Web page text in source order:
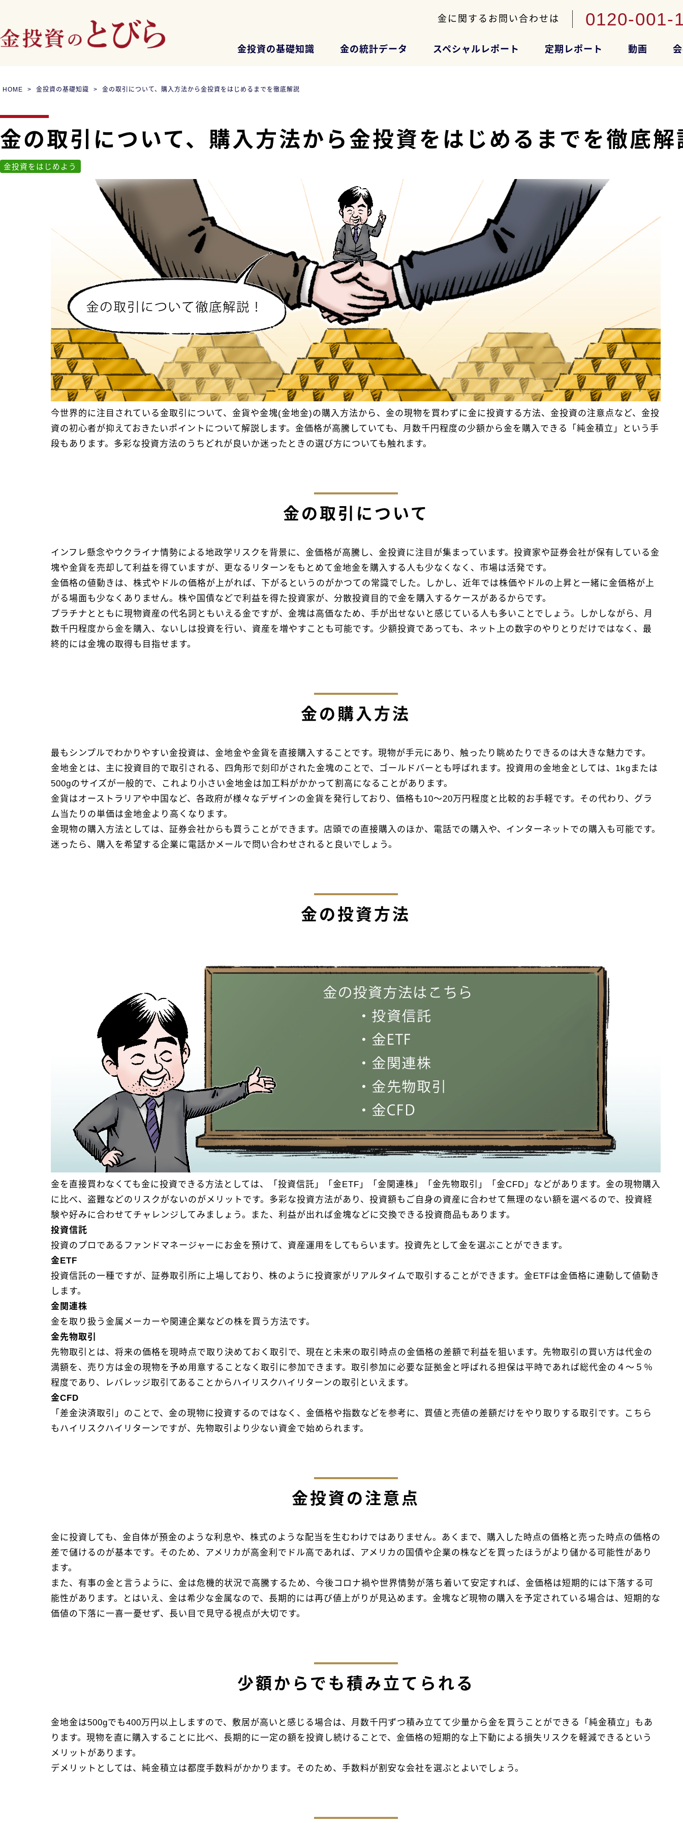
金に関するお問い合わせは 0120-001-
金投資の基礎知識 金の統計データ スペシャルレポート 定期レポート 動画
HOME 金投資の基礎知識 金の取引について、購入方法から金投資をはじめるまでを徹底解説
金の取引について、購入方法から金投資をはじめるまでを徹底解
金投資をはじめよう
今世界的に注目されている金取引について、金貨や金塊(金地金)の購入方法から、金の現物を買わずに金に投資する方法、金投資の注意点など、金投
資の初心者が抑えておきたいポイントについて解説します。金価格が高騰していても、月数千円程度の少額から金を購入できる「純金積立」という手
段もあります。多彩な投資方法のうちどれが良いか迷ったときの選び方についても触れます。
金の取引について
インフレ懸念やウクライナ情勢による地政学リスクを背景に、金価格が高騰し、金投資に注目が集まっています。投資家や証券会社が保有している金
塊や金貨を売却して利益を得ていますが、更なるリターンをもとめて金地金を購入する人も少なくなく、市場は活発です。
金価格の値動きは、株式やドルの価格が上がれば、下がるというのがかつての常識でした。しかし、近年では株価やドルの上昇と一緒に金価格が上
がる場面も少なくありません。株や国債などで利益を得た投資家が、分散投資目的で金を購入するケースがあるからです。
プラチナとともに現物資産の代名詞ともいえる金ですが、金塊は高価なため、手が出せないと感じている人も多いことでしょう。しかしながら、月
数千円程度から金を購入、ないしは投資を行い、資産を増やすことも可能です。少額投資であっても、ネット上の数字のやりとりだけではなく、最
終的には金塊の取得も目指せます。
金の購入方法
最もシンプルでわかりやすい金投資は、金地金や金貨を直接購入することです。現物が手元にあり、触ったり眺めたりできるのは大きな魅力です。
金地金とは、主に投資目的で取引される、四角形で刻印がされた金塊のことで、ゴールドバーとも呼ばれます。投資用の金地金としては、1kgまたは
500gのサイズが一般的で、これより小さい金地金は加工料がかかって割高になることがあります。
金貨はオーストラリアや中国など、各政府が様々なデザインの金貨を発行しており、価格も10～20万円程度と比較的お手軽です。その代わり、グラ
ム当たりの単価は金地金より高くなります。
金現物の購入方法としては、証券会社からも買うことができます。店頭での直接購入のほか、電話での購入や、インターネットでの購入も可能です。
迷ったら、購入を希望する企業に電話かメールで問い合わせされると良いでしょう。
金の投資方法
金を直接買わなくても金に投資できる方法としては、「投資信託」「金ETF」「金関連株」「金先物取引」「金CFD」などがあります。金の現物購入
に比べ、盗難などのリスクがないのがメリットです。多彩な投資方法があり、投資額もご自身の資産に合わせて無理のない額を選べるので、投資経
験や好みに合わせてチャレンジしてみましょう。また、利益が出れば金塊などに交換できる投資商品もあります。
投資信託
投資のプロであるファンドマネージャーにお金を預けて、資産運用をしてもらいます。投資先として金を選ぶことができます。
金ETF
投資信託の一種ですが、証券取引所に上場しており、株のように投資家がリアルタイムで取引することができます。金ETFは金価格に連動して値動き
します。
金関連株
金を取り扱う金属メーカーや関連企業などの株を買う方法です。
金先物取引
先物取引とは、将来の価格を現時点で取り決めておく取引で、現在と未来の取引時点の金価格の差額で利益を狙います。先物取引の買い方は代金の
満額を、売り方は金の現物を予め用意することなく取引に参加できます。取引参加に必要な証拠金と呼ばれる担保は平時であれば総代金の４～５％
程度であり、レバレッジ取引てあることからハイリスクハイリターンの取引といえます。
金CFD
「差金決済取引」のことで、金の現物に投資するのではなく、金価格や指数などを参考に、買値と売値の差額だけをやり取りする取引です。こちら
もハイリスクハイリターンですが、先物取引より少ない資金で始められます。
金投資の注意点
金に投資しても、金自体が預金のような利息や、株式のような配当を生むわけではありません。あくまで、購入した時点の価格と売った時点の価格の
差で儲けるのが基本です。そのため、アメリカが高金利でドル高であれば、アメリカの国債や企業の株などを買ったほうがより儲かる可能性があり
ます。
また、有事の金と言うように、金は危機的状況で高騰するため、今後コロナ禍や世界情勢が落ち着いて安定すれば、金価格は短期的には下落する可
能性があります。とはいえ、金は希少な金属なので、長期的には再び値上がりが見込めます。金塊など現物の購入を予定されている場合は、短期的な
価値の下落に一喜一憂せず、長い目で見守る視点が大切です。
少額からでも積み立てられる
金地金は500gでも400万円以上しますので、敷居が高いと感じる場合は、月数千円ずつ積み立てて少量から金を買うことができる「純金積立」もあ
ります。現物を直に購入することに比べ、長期的に一定の額を投資し続けることで、金価格の短期的な上下動による損失リスクを軽減できるという
メリットがあります。
デメリットとしては、純金積立は都度手数料がかかります。そのため、手数料が割安な会社を選ぶとよいでしょう。